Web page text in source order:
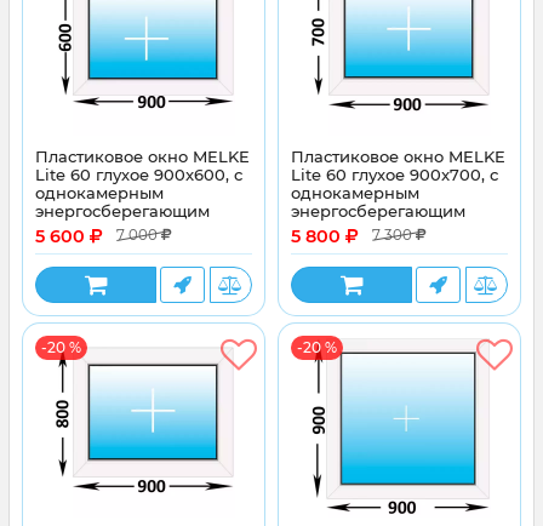
Пластиковое окно MELKE
Lite 60 глухое 900x600, с
однокамерным
энергосберегающим
стеклопакетом
5 600 7 000
Пластиковое окно MELKE
Lite 60 глухое 900x700, с
однокамерным
энергосберегающим
стеклопакетом
5 800 7 300
-20 % -20 %